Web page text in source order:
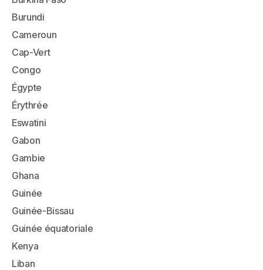
Burundi
Cameroun
Cap-Vert
Congo
Égypte
Érythrée
Eswatini
Gabon
Gambie
Ghana
Guinée
Guinée-Bissau
Guinée équatoriale
Kenya
Liban